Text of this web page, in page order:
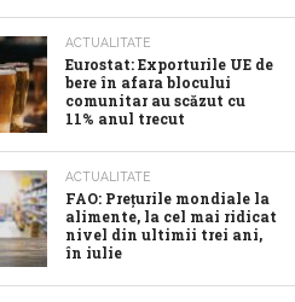
ACTUALITATE
Eurostat: Exporturile UE de
bere în afara blocului
comunitar au scăzut cu
11% anul trecut
ACTUALITATE
FAO: Prețurile mondiale la
alimente, la cel mai ridicat
nivel din ultimii trei ani,
în iulie